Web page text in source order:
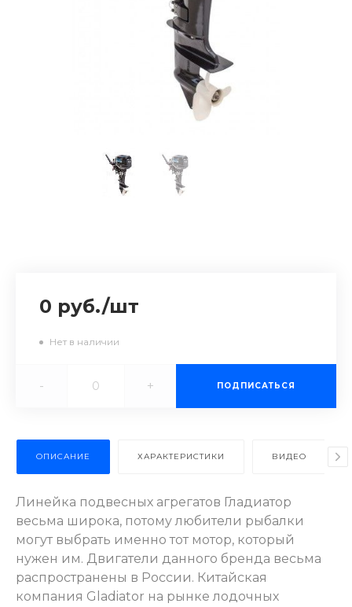
0 руб./шт
Нет в наличии
- + ПОДПИСАТЬСЯ
ОПИСАНИЕ ХАРАКТЕРИСТИКИ ВИДЕО
Линейка подвесных агрегатов Гладиатор
весьма широка, потому любители рыбалки
могут выбрать именно тот мотор, который
нужен им. Двигатели данного бренда весьма
распространены в России. Китайская
компания Gladiator на рынке лодочных